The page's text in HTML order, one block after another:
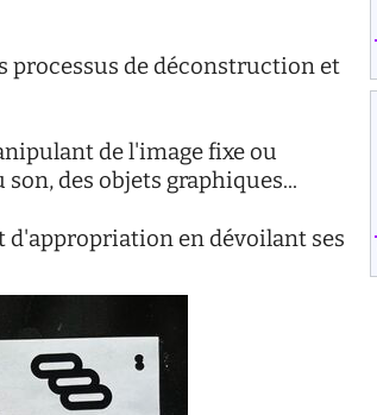
processus de déconstruction et
de l'image fixe ou
des objets graphiques...
d'appropriation en dévoilant ses